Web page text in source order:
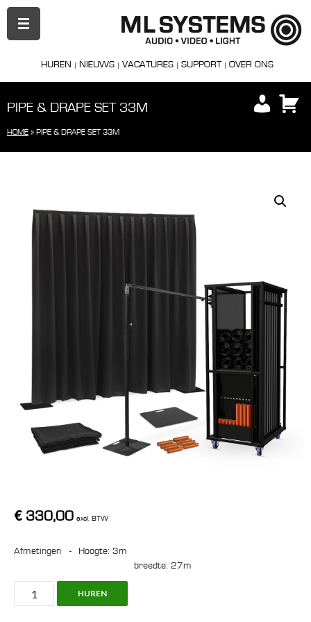
HUREN NIEUWS VACATURES SUPPORT OVER ONS
PRIMAIR
MENU
PIPE & DRAPE SET 33M
HOME » PIPE & DRAPE SET 33M
€ 330,00 excl. BTW
Afmetingen -
hoogte: 3m
breedte: 27m
&
HUREN